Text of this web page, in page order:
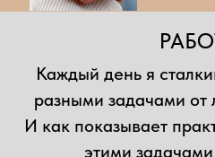
Каждый день я
разными задачами
И как показывает
этими